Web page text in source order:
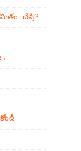
చేస్తే?